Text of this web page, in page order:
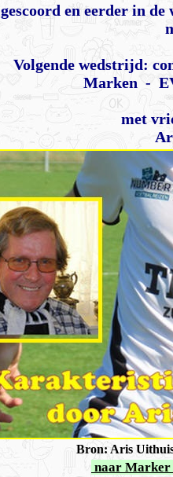
gescoord en eerder in
Volgende wedstrijd:
Marken -
met
Bron: Aris
naar Marker